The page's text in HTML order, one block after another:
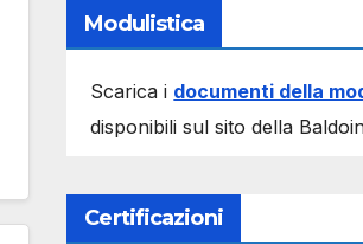
Modulistica
Scarica i documenti della
disponibili sul sito della
Certificazioni